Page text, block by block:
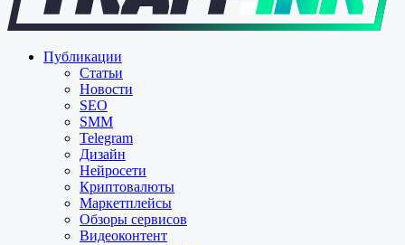
Публикации
Статьи
Новости
SEO
SMM
Telegram
Дизайн
Нейросети
Криптовалюты
Маркетплейсы
Обзоры сервисов
Видеоконтент